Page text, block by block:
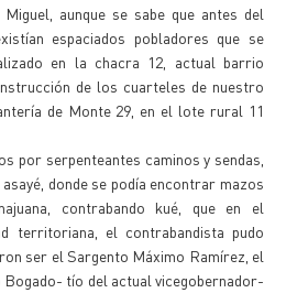
aunque se sabe que antes del
espaciados pobladores que se
en la chacra 12, actual barrio
de los cuarteles de nuestro
de Monte 29, en el lote rural 11
por serpenteantes caminos y sendas,
donde se podía encontrar mazos
contrabando kué, que en el
territoriana, el contrabandista pudo
ser el Sargento Máximo Ramírez, el
tío del actual vicegobernador-